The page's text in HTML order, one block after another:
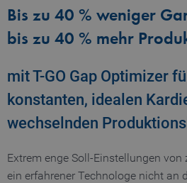
Bis zu 40 % weniger
bis zu 40 % mehr
mit T-GO Gap Optimizer
konstanten, idealen
wechselnden
Extrem enge Soll-Einstellungen
ein erfahrener Technologe nicht an